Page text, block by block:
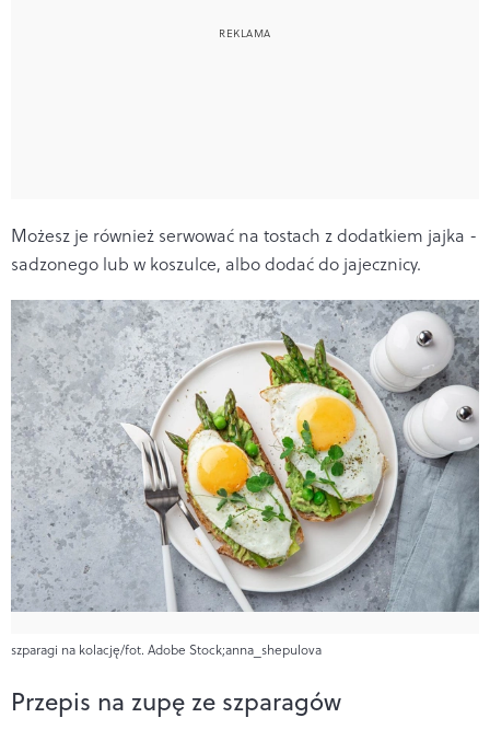
Możesz je również serwować na tostach z dodatkiem jajka -
sadzonego lub w koszulce, albo dodać do jajecznicy.
szparagi na kolację/fot. Adobe Stock;anna_shepulova
Przepis na zupę ze szparagów